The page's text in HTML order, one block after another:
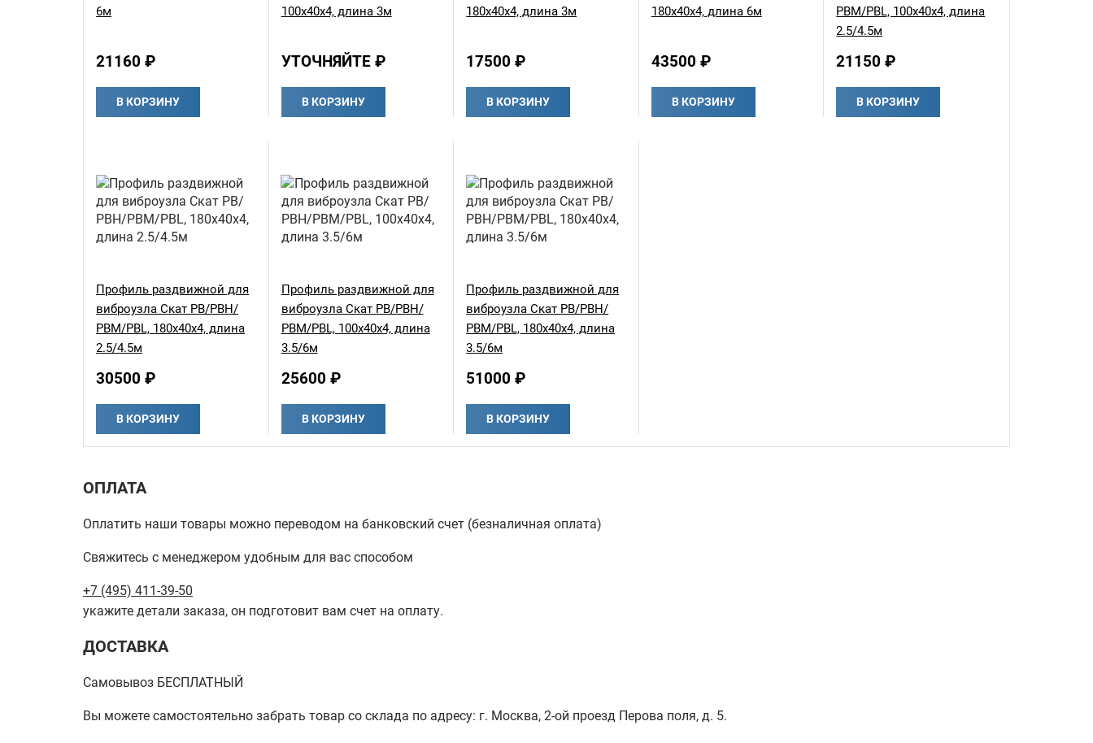
6м
21160 ₽
В КОРЗИНУ
100х40х4, длина 3м
УТОЧНЯЙТЕ ₽
В КОРЗИНУ
180х40х4, длина 3м
17500 ₽
В КОРЗИНУ
180х40х4, длина 6м
43500 ₽
В КОРЗИНУ
РВМ/PBL, 100х40х4, длина
2.5/4.5м
21150 ₽
В КОРЗИНУ
Профиль раздвижной для
виброузла Скат РВ/РВН/
РВМ/PBL, 180х40х4, длина
2.5/4.5м
30500 ₽
В КОРЗИНУ
Профиль раздвижной для
виброузла Скат РВ/РВН/
РВМ/PBL, 100х40х4, длина
3.5/6м
25600 ₽
В КОРЗИНУ
Профиль раздвижной для
виброузла Скат РВ/РВН/
РВМ/PBL, 180х40х4, длина
3.5/6м
51000 ₽
В КОРЗИНУ
ОПЛАТА
Оплатить наши товары можно переводом на банковский счет (безналичная оплата)
Свяжитесь с менеджером удобным для вас способом
+7 (495) 411-39-50
укажите детали заказа, он подготовит вам счет на оплату.
ДОСТАВКА
Самовывоз БЕСПЛАТНЫЙ
Вы можете самостоятельно забрать товар со склада по адресу: г. Москва, 2-ой проезд Перова поля, д. 5.